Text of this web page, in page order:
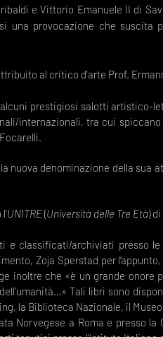
e Vittorio Emanuele II di
una provocazione che suscita
al critico d'arte Prof.
prestigiosi salotti artistico-
internazionali, tra cui
nuova denominazione della sua
UNITRE(Università delle Tre Età)
e classificati/archiviati presso
Zoja Sperstad per
inoltre che «è un grande
Tali libri sono
la Biblioteca Nazionale, il
Norvegese a Roma e presso